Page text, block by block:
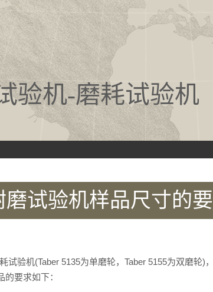
验机-磨耗试验机
磨试验机样品尺寸的
验机(Taber 5135为单磨轮，Taber 5155为双磨轮)
要求如下：